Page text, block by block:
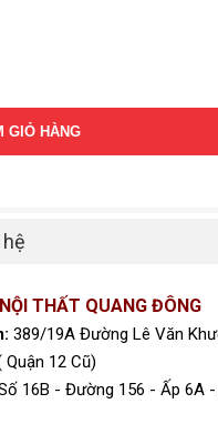
GIỎ HÀNG
THẤT QUANG ĐÔNG
389/19A Đường Lê Văn
Quận 12 Cũ)
16B - Đường 156 - Ấp 6A -